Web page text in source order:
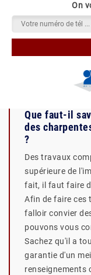
On
Que faut-il
des
?
Des travaux
supérieure de
fait, il faut faire
Afin de faire ces
falloir convier
pouvons vous
Sachez qu'il a
garantie d'un
renseignements